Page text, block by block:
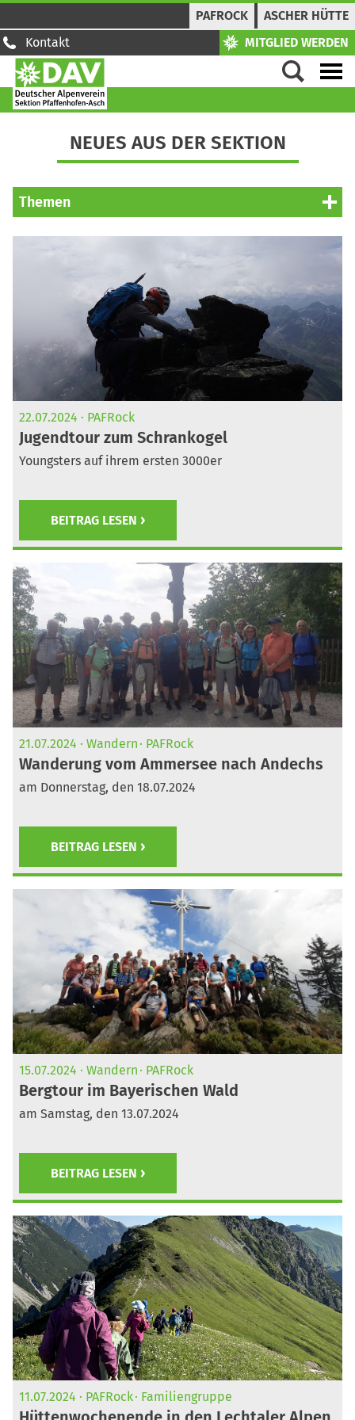
PAFROCK
ASCHER HÜTTE
Kontakt
MITGLIED WERDEN
NEUES AUS DER SEKTION
Themen
22.07.2024 PAFRock
Jugendtour zum Schrankogel
Youngsters auf ihrem ersten 3000er
BEITRAG LESEN
21.07.2024 Wandern PAFRock
Wanderung vom Ammersee nach Andechs
am Donnerstag, den 18.07.2024
BEITRAG LESEN
15.07.2024 Wandern PAFRock
Bergtour im Bayerischen Wald
am Samstag, den 13.07.2024
BEITRAG LESEN
11.07.2024 PAFRock Familiengruppe